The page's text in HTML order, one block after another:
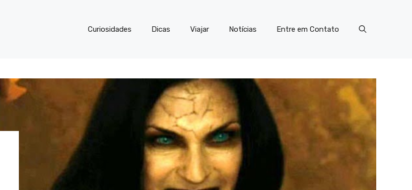
Curiosidades Dicas Viajar Notícias Entre em Contato